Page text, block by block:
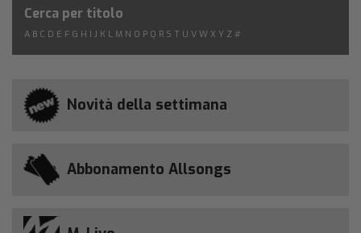
Cerca per titolo
A B C D E F G H I J K L M N O P Q R S T U V W X Y Z #
Novità della settimana
Abbonamento Allsongs